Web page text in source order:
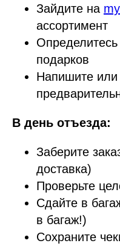
Зайдите на
ассортимент
подарков
Напишите или
В день отъезда:
Заберите
доставка)
Проверьте
Сдайте в
в багаж!)
Сохраните